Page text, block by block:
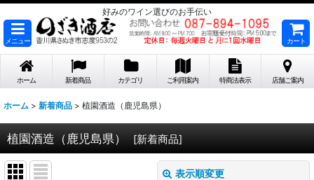
好みのワイン選びのお手伝い
メニュー カート
ホーム 新着商品 カテゴリ ご利用案内 特商法表示 店舗ご案内
ホーム > 新着商品 > 植園酒造（鹿児島県）
植園酒造（鹿児島県） [新着商品]
表示順変更